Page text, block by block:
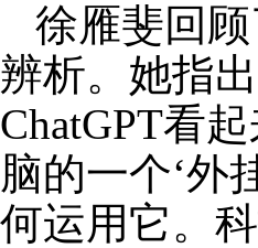
徐雁斐回
辨析。她指
ChatGPT看
脑的一个‘外
何运用它。